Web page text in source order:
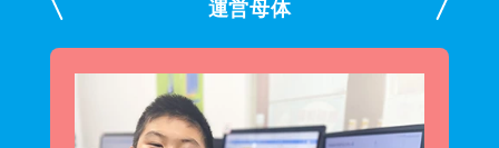
運営母体